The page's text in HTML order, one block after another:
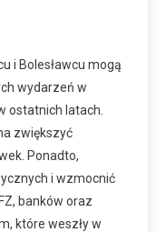
i Bolesławcu mogą
wydarzeń w
ostatnich latach.
zwiększyć
Ponadto,
i wzmocnić
banków oraz
które weszły w